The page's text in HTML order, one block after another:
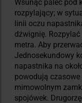
Wsunąć palec pod
rozpylający; w
linii oczu
dźwignię. Rozpylać
metra. Aby
Jednosekundowy
napastnika na
powodują
mimowolnym
spojówek.